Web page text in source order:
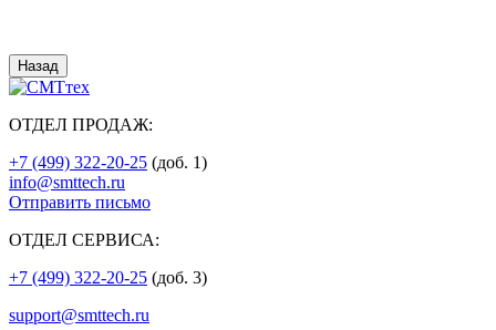
Назад
ОТДЕЛ ПРОДАЖ:
+7 (499) 322-20-25 (доб. 1)
info@smttech.ru
Отправить письмо
ОТДЕЛ СЕРВИСА:
+7 (499) 322-20-25 (доб. 3)
support@smttech.ru